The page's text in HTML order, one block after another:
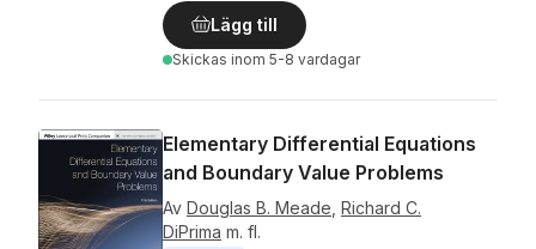
Lägg till
Skickas inom 5-8 vardagar
Elementary Differential Equations
and Boundary Value Problems
Av Douglas B. Meade Richard C.
DiPrima m. fl.